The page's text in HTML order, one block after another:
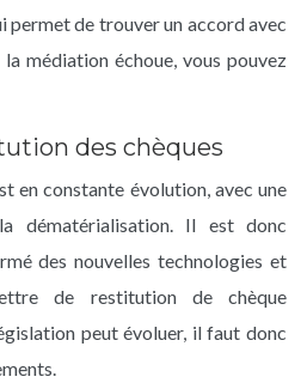
permet de trouver un accord avec
la médiation échoue, vous pouvez
des chèques
en constante évolution, avec une
dématérialisation. Il est donc
des nouvelles technologies et
de restitution de chèque
peut évoluer, il faut donc